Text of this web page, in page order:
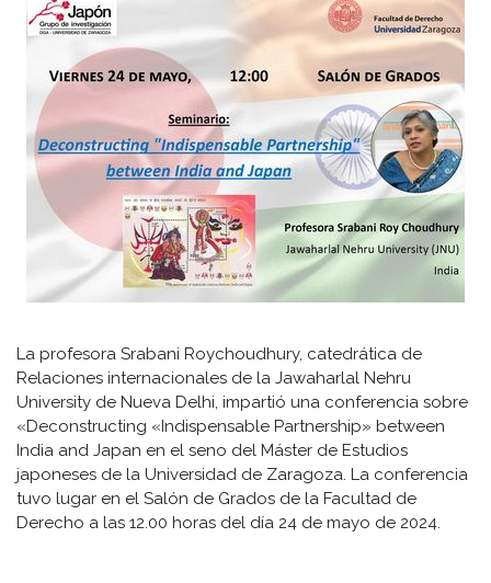
La profesora Srabani Roychoudhury, catedrática de
Relaciones internacionales de la Jawaharlal Nehru
University de Nueva Delhi, impartió una conferencia sobre
«Deconstructing «Indispensable Partnership» between
India and Japan en el seno del Máster de Estudios
japoneses de la Universidad de Zaragoza. La conferencia
tuvo lugar en el Salón de Grados de la Facultad de
Derecho a las 12.00 horas del día 24 de mayo de 2024.